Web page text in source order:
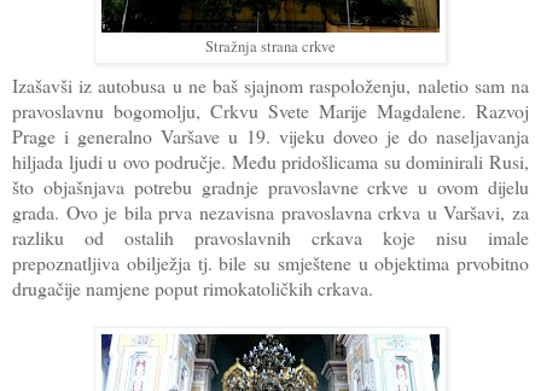
Stražnja strana crkve
Izašavši iz autobusa u ne baš sjajnom raspoloženju, naletio sam na
pravoslavnu bogomolju, Crkvu Svete Marije Magdalene. Razvoj
Prage i generalno Varšave u 19. vijeku doveo je do naseljavanja
hiljada ljudi u ovo područje. Među pridošlicama su dominirali Rusi,
što objašnjava potrebu gradnje pravoslavne crkve u ovom dijelu
grada. Ovo je bila prva nezavisna pravoslavna crkva u Varšavi, za
razliku od ostalih pravoslavnih crkava koje nisu imale
prepoznatljiva obilježja tj. bile su smještene u objektima prvobitno
drugačije namjene poput rimokatoličkih crkava.